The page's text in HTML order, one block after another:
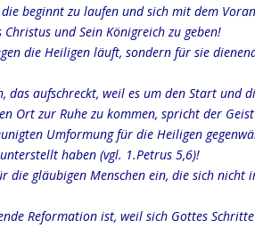
beginnt zu laufen und sich mit dem
Christus und Sein Königreich zu geben!
die Heiligen läuft, sondern für sie
das aufschreckt, weil es um den Start und
Ort zur Ruhe zu kommen, spricht der
Umformung für die Heiligen
haben (vgl. 1.Petrus 5,6)!
gläubigen Menschen ein, die sich nicht
Reformation ist, weil sich Gottes